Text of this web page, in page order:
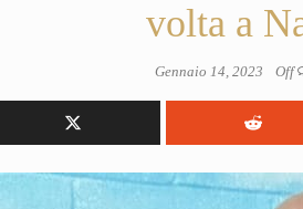
volta a
Gennaio 14, 2023 Off